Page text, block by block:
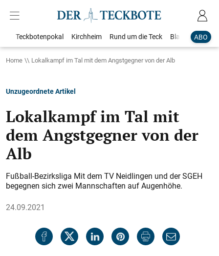
ABO
Teckbotenpokal Kirchheim Rund um die Teck Blaulicht
Home Lokalkampf im Tal mit dem Angstgegner von der Alb
Unzugeordnete Artikel
Lokalkampf im Tal mit
dem Angstgegner von der
Alb
Fußball-Bezirksliga Mit dem TV Neidlingen und der SGEH
begegnen sich zwei Mannschaften auf Augenhöhe.
24.09.2021